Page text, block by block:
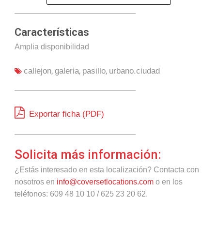
Características
Amplia disponibilidad
callejon, galeria, pasillo, urbano.ciudad
Exportar ficha (PDF)
Solicita más información:
¿Estás interesado en esta localización? Contacta con
nosotros en info@coversetlocations.com o en los
teléfonos: 609 48 10 10 / 625 23 20 62.